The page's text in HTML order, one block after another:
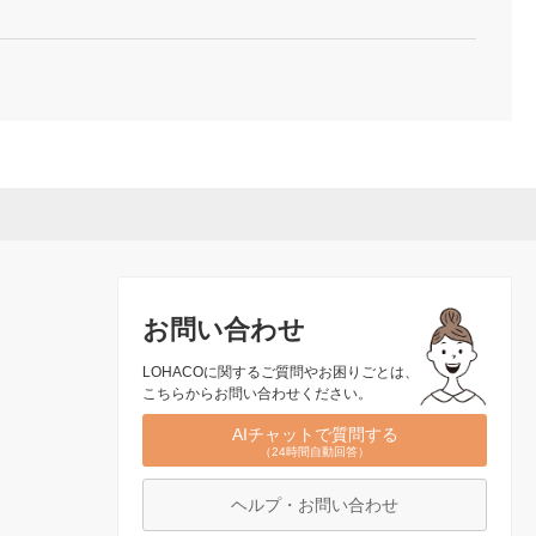
お問い合わせ
LOHACOに関するご質問やお困りごとは、
こちらからお問い合わせください。
AIチャットで質問する
（24時間自動回答）
ヘルプ・お問い合わせ